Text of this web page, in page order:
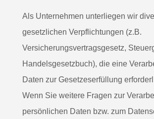
Als Unternehmen unterliegen wir
gesetzlichen Verpflichtungen (z.B.
Versicherungsvertragsgesetz,
Handelsgesetzbuch), die eine
Daten zur Gesetzeserfüllung
Wenn Sie weitere Fragen zur
persönlichen Daten bzw. zum